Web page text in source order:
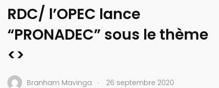
RDC/ l’OPEC lance
“PRONADEC” sous le thème
<>
Branham Mavinga .
26 septembre 2020